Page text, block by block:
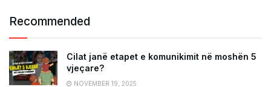
Recommended
Cilat janë etapet e komunikimit në moshën 5
vjeçare?
NOVEMBER 19, 2025